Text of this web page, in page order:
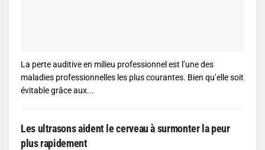
La perte auditive en milieu professionnel est l’une des
maladies professionnelles les plus courantes. Bien qu’elle soit
évitable grâce aux...
Les ultrasons aident le cerveau à surmonter la peur
plus rapidement